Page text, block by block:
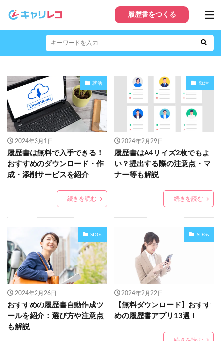
履歴書をつくる
就活
2024年3月1日
履歴書は無料で入手できる！
おすすめのダウンロード・作
成・添削サービスを紹介
続きを読む
就活
2024年2月29日
履歴書はA4サイズ2枚でもよ
い？提出する際の注意点・マ
ナー等も解説
続きを読む
SDGs
2024年2月26日
おすすめの履歴書自動作成ツ
ールを紹介：選び方や注意点
も解説
SDGs
2024年2月22日
【無料ダウンロード】おすす
めの履歴書アプリ13選！